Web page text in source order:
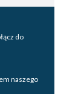
do
naszego